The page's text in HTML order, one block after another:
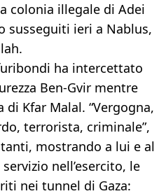
colonia illegale di Adei
susseguiti ieri a Nablus,
ha intercettato
Ben-Gvir mentre
Kfar Malal. “Vergogna,
terrorista, criminale”,
mostrando a lui e al
nell’esercito, le
nei tunnel di Gaza: